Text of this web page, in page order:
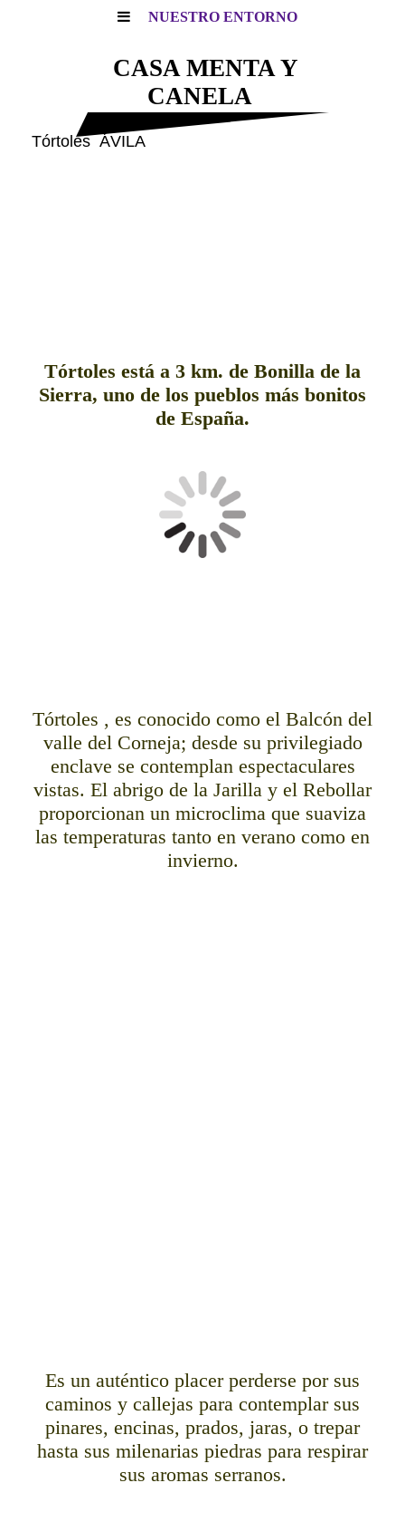
NUESTRO ENTORNO
CASA MENTA Y
CANELA
Tórtoles ÁVILA
Tórtoles está a 3 km. de Bonilla de la
Sierra, uno de los pueblos más bonitos
de España.
Tórtoles , es conocido como el Balcón del
valle del Corneja; desde su privilegiado
enclave se contemplan espectaculares
vistas. El abrigo de la Jarilla y el Rebollar
proporcionan un microclima que suaviza
las temperaturas tanto en verano como en
invierno.
Es un auténtico placer perderse por sus
caminos y callejas para contemplar sus
pinares, encinas, prados, jaras, o trepar
hasta sus milenarias piedras para respirar
sus aromas serranos.